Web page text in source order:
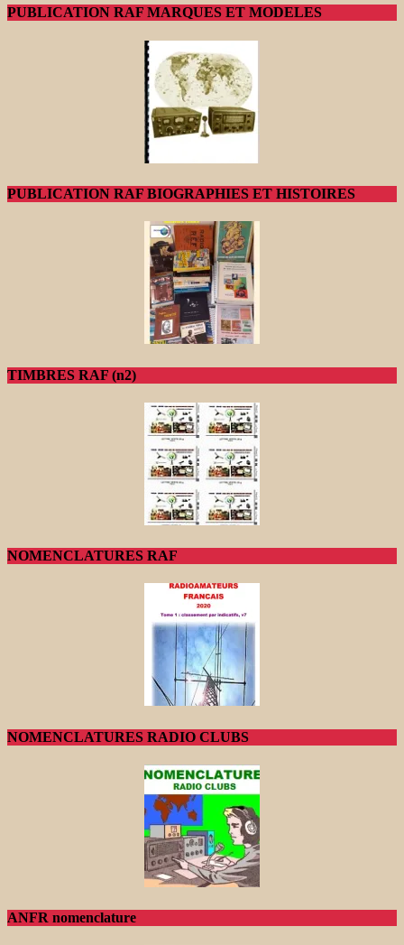
PUBLICATION RAF MARQUES ET MODELES
PUBLICATION RAF BIOGRAPHIES ET HISTOIRES
TIMBRES RAF (n2)
NOMENCLATURES RAF
NOMENCLATURES RADIO CLUBS
ANFR nomenclature